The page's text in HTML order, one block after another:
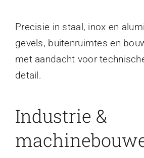
Precisie in staal, inox en
gevels, buitenruimtes en
met aandacht voor
detail.
Industrie &